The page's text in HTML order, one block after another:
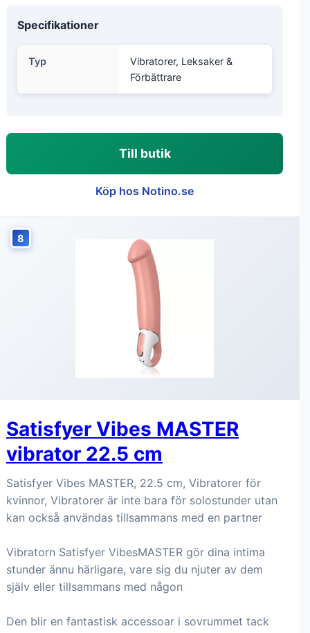
Specifikationer
Typ
Vibratorer, Leksaker &
Förbättrare
Till butik
Köp hos Notino.se
8
Satisfyer Vibes MASTER
vibrator 22.5 cm
Satisfyer Vibes MASTER, 22.5 cm, Vibratorer för
kvinnor, Vibratorer är inte bara för solostunder utan
kan också användas tillsammans med en partner
Vibratorn Satisfyer VibesMASTER gör dina intima
stunder ännu härligare, vare sig du njuter av dem
själv eller tillsammans med någon
Den blir en fantastisk accessoar i sovrummet tack